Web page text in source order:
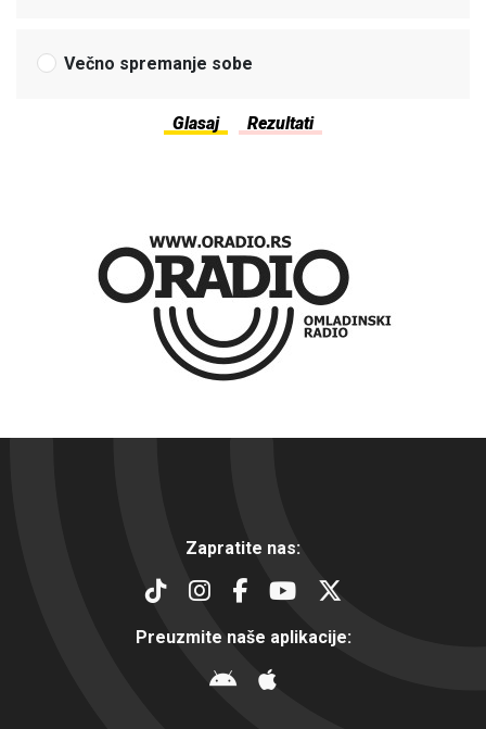
Večno spremanje sobe
Zapratite nas:
Preuzmite naše aplikacije: